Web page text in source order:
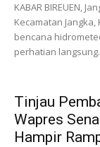
KABAR BIREUEN,
Kecamatan
bencana
perhatian
Tinjau
Wapres
Hampir